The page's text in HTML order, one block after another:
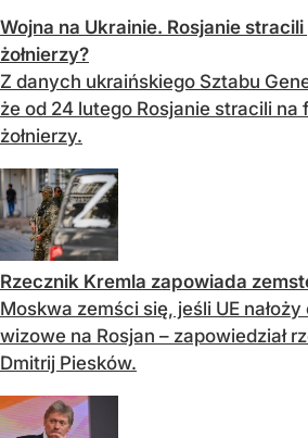
Wojna na Ukrainie. Rosjanie
żołnierzy?
Z danych ukraińskiego Sztabu
że od 24 lutego Rosjanie stracili
żołnierzy.
Rzecznik Kremla zapowiada
Moskwa zemści się, jeśli UE
wizowe na Rosjan – zapowiedział
Dmitrij Piesków.